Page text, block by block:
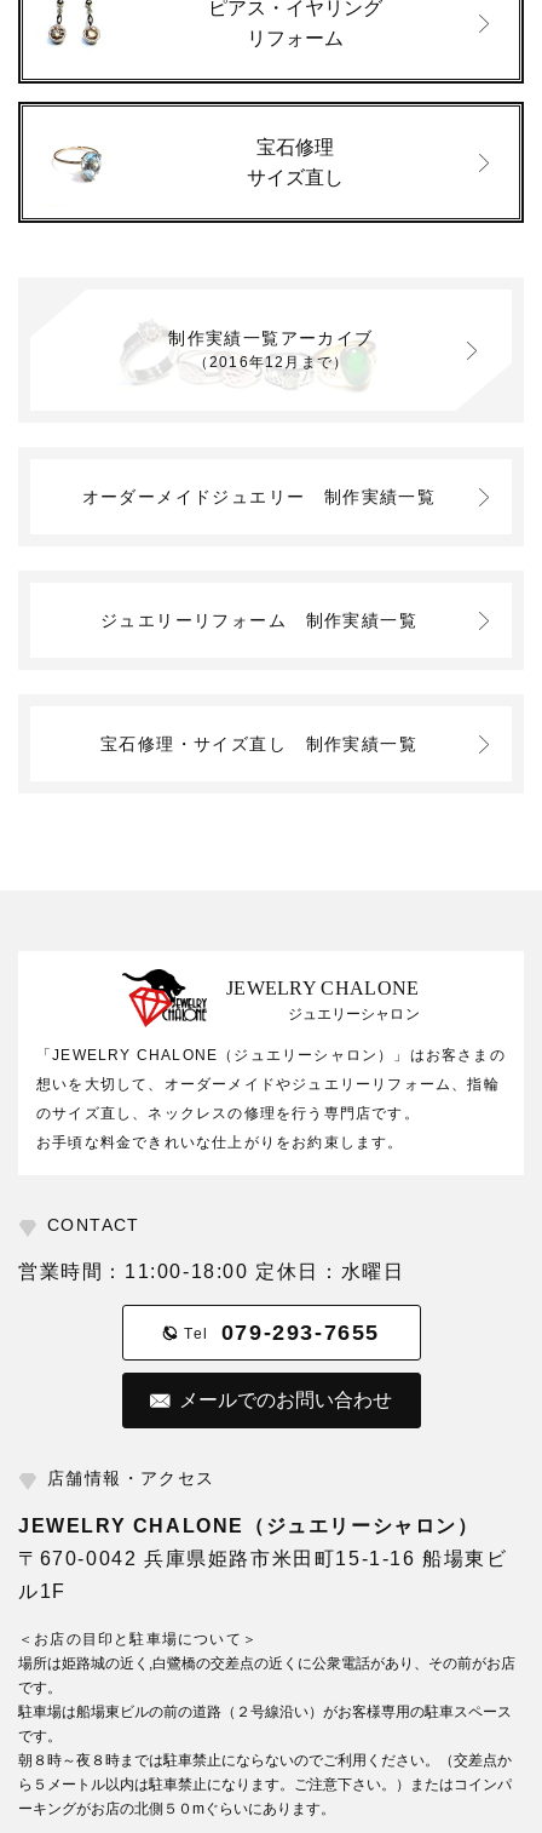
ピアス・イヤリング
リフォーム
宝石修理
サイズ直し
制作実績一覧アーカイブ
（2016年12月まで）
オーダーメイドジュエリー 制作実績一覧
ジュエリーリフォーム 制作実績一覧
宝石修理・サイズ直し 制作実績一覧
JEWELRY CHALONE
ジュエリーシャロン
「JEWELRY CHALONE（ジュエリーシャロン）」はお客さまの
想いを大切して、オーダーメイドやジュエリーリフォーム、指輪
のサイズ直し、ネックレスの修理を行う専門店です。
お手頃な料金できれいな仕上がりをお約束します。
CONTACT
営業時間：11:00-18:00 定休日：水曜日
Tel 079-293-7655
メールでのお問い合わせ
店舗情報・アクセス
JEWELRY CHALONE（ジュエリーシャロン）
〒670-0042 兵庫県姫路市米田町15-1-16 船場東ビ
ル1F
＜お店の目印と駐車場について＞
場所は姫路城の近く,白鷺橋の交差点の近くに公衆電話があり、その前がお店
です。
駐車場は船場東ビルの前の道路（２号線沿い）がお客様専用の駐車スペース
です。
朝８時～夜８時までは駐車禁止にならないのでご利用ください。（交差点か
ら５メートル以内は駐車禁止になります。ご注意下さい。）またはコインパ
ーキングがお店の北側５０mぐらいにあります。